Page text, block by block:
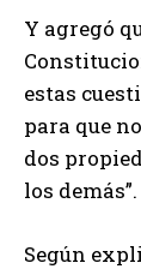
Y agregó
estas
para que
dos
los demás”.
Según